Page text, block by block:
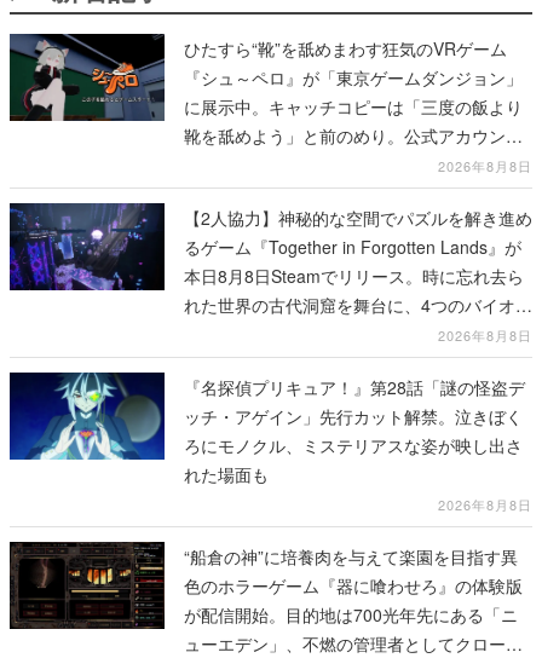
ひたすら“靴”を舐めまわす狂気のVRゲーム
『シュ～ペロ』が「東京ゲームダンジョン」
に展示中。キャッチコピーは「三度の飯より
靴を舐めよう」と前のめり。公式アカウント
も開設され、2026年リリースに向けて開発中
2026年8月8日
【2人協力】神秘的な空間でパズルを解き進め
るゲーム『Together in Forgotten Lands』が
本日8月8日Steamでリリース。時に忘れ去ら
れた世界の古代洞窟を舞台に、4つのバイオー
2026年8月8日
『名探偵プリキュア！』第28話「謎の怪盗デ
ッチ・アゲイン」先行カット解禁。泣きぼく
ろにモノクル、ミステリアスな姿が映し出さ
れた場面も
2026年8月8日
“船倉の神”に培養肉を与えて楽園を目指す異
色のホラーゲーム『器に喰わせろ』の体験版
が配信開始。目的地は700光年先にある「ニ
ューエデン」、不燃の管理者としてクローン